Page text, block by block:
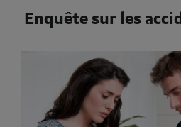
Enquête sur les